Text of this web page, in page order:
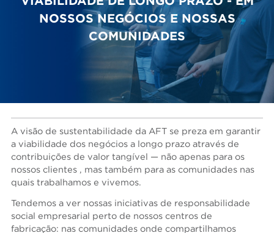
NOSSOS NEGÓCIOS E NOSSAS
COMUNIDADES
A visão de sustentabilidade da AFT se preza em garantir
a viabilidade dos negócios a longo prazo através de
contribuições de valor tangível — não apenas para os
nossos clientes , mas também para as comunidades nas
quais trabalhamos e vivemos.
Tendemos a ver nossas iniciativas de responsabilidade
social empresarial perto de nossos centros de
fabricação: nas comunidades onde compartilhamos